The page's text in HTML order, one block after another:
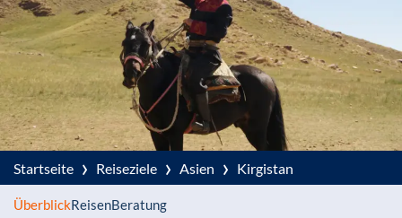
Startseite › Reiseziele › Asien › Kirgistan
ÜberblickReisenBeratung